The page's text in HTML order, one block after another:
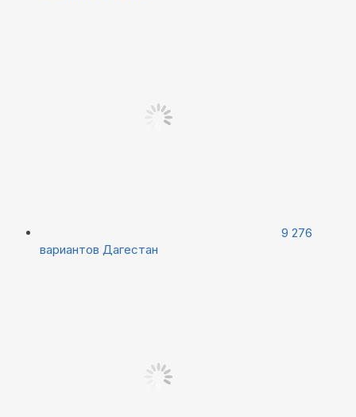
9 276
вариантов Дагестан